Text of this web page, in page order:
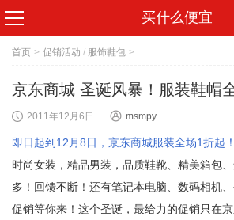
买什么便宜
首页 > 促销活动 / 服饰鞋包 >
京东商城 圣诞风暴！服装鞋帽
2011年12月6日 msmpy
即日起到12月8日，京东商城服装全场1折起！
时尚女装，精品男装，品质鞋靴、精美箱包
多！回馈不断！还有笔记本电脑、数码相机
促销等你来！这个圣诞，最给力的促销只在